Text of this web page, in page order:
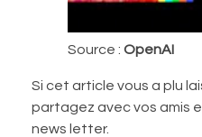
Source : OpenAI
Si cet article vous a plu
partagez avec vos amis
news letter.